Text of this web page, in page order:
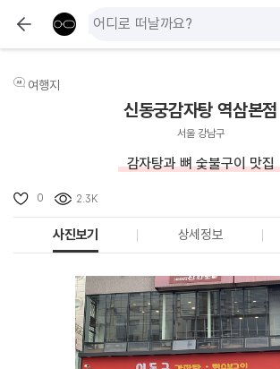
여행지
신동궁감자탕 역삼본점
서울 강남구
감자탕과 뼈 숯불구이 맛집
0 2.3K
사진보기 상세정보